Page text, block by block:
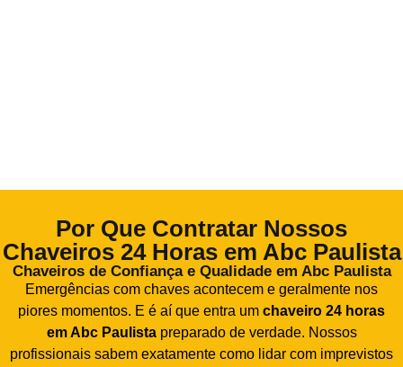
Por Que Contratar Nossos
Chaveiros 24 Horas em Abc Paulista
Chaveiros de Confiança e Qualidade em Abc Paulista
Emergências com chaves acontecem e geralmente nos
piores momentos. E é aí que entra um chaveiro 24 horas
em Abc Paulistapreparado de verdade. Nossos
profissionais sabem exatamente como lidar com imprevistos